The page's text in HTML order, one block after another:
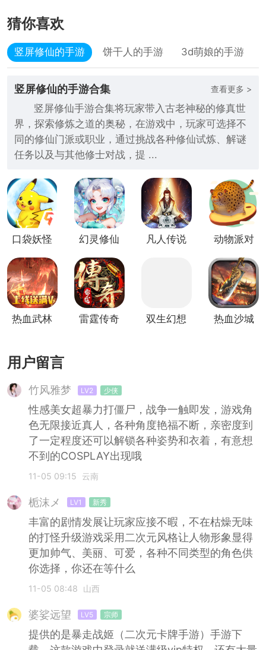
猜你喜欢
竖屏修仙的手游 饼干人的手游 3d萌娘的手游
竖屏修仙的手游合集 查看更多 >
竖屏修仙手游合集将玩家带入古老神秘的修真世
界，探索修炼之道的奥秘，在游戏中，玩家可选择不
同的修仙门派或职业，通过挑战各种修仙试炼、解谜
任务以及与其他修士对战，提 ...
口袋妖怪
版
幻灵修仙
凡人传说
动物派对
热血武林
雷霆传奇
双生幻想
热血沙城
用户留言
竹风雅梦 LV2 少侠
性感美女超暴力打僵尸，战争一触即发，游戏角
色无限接近真人，各种角度艳福不断，亲密度到
了一定程度还可以解锁各种姿势和衣着，有意想
不到的COSPLAY出现哦
11-05 09:15 云南
栀沫メ LV1 新秀
丰富的剧情发展让玩家应接不暇，不在枯燥无味
的打怪升级游戏采用二次元风格让人物形象显得
更加帅气、美丽、可爱，各种不同类型的角色供
你选择，你还在等什么
11-05 08:48 山西
婆娑远望 LV5 宗师
提供的是暴走战姬（二次元卡牌手游）手游下